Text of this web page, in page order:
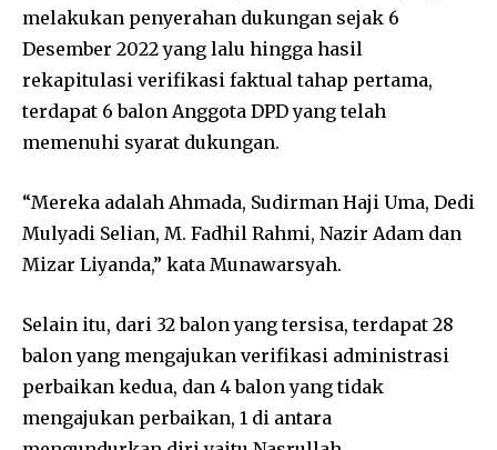
melakukan penyerahan dukungan sejak 6
Desember 2022 yang lalu hingga hasil
rekapitulasi verifikasi faktual tahap pertama,
terdapat 6 balon Anggota DPD yang telah
memenuhi syarat dukungan.
“Mereka adalah Ahmada, Sudirman Haji Uma, Dedi
Mulyadi Selian, M. Fadhil Rahmi, Nazir Adam dan
Mizar Liyanda,” kata Munawarsyah.
Selain itu, dari 32 balon yang tersisa, terdapat 28
balon yang mengajukan verifikasi administrasi
perbaikan kedua, dan 4 balon yang tidak
mengajukan perbaikan, 1 di antara